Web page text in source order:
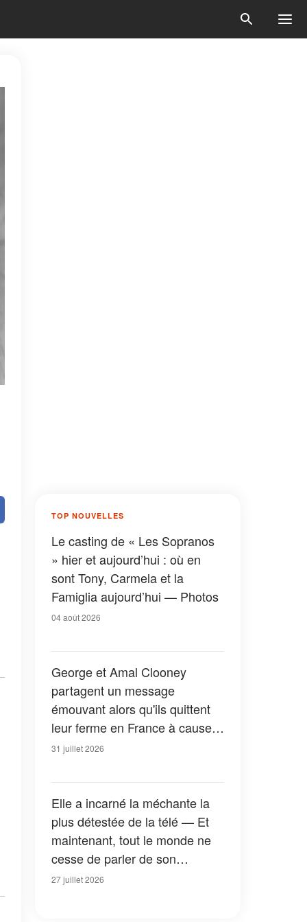
TOP NOUVELLES
Le casting de « Les Sopranos
» hier et aujourd’hui : où en
sont Tony, Carmela et la
Famiglia aujourd’hui — Photos
04 août 2026
George et Amal Clooney
partagent un message
émouvant alors qu'ils quittent
leur ferme en France à cause
des feux de forêt — Tous les
31 juillet 2026
Elle a incarné la méchante la
plus détestée de la télé — Et
maintenant, tout le monde ne
cesse de parler de son
apparition dans la nouvelle
27 juillet 2026